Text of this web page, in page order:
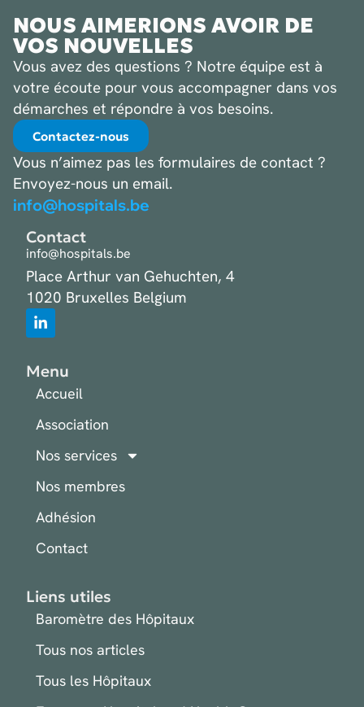
NOUS AIMERIONS AVOIR DE
VOS NOUVELLES
Vous avez des questions ? Notre équipe est à
votre écoute pour vous accompagner dans vos
démarches et répondre à vos besoins.
Contactez-nous
Vous n’aimez pas les formulaires de contact ?
Envoyez-nous un email.
info@hospitals.be
Contact
info@hospitals.be
Place Arthur van Gehuchten, 4
1020 Bruxelles Belgium
Menu
Accueil
Association
Nos services
Nos membres
Adhésion
Contact
Liens utiles
Baromètre des Hôpitaux
Tous nos articles
Tous les Hôpitaux